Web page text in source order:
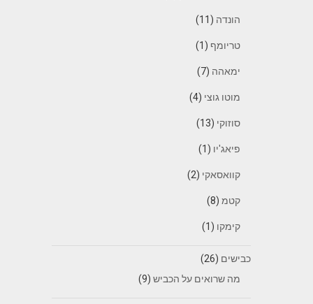
(11)
טריומף(1)
ימאהה(7)
מוטו גוצי(4)
(13)
פיאג'יו(1)
קוואסאקי(2)
(1)
כבישים(26)
מה שרואים על הכביש(9)